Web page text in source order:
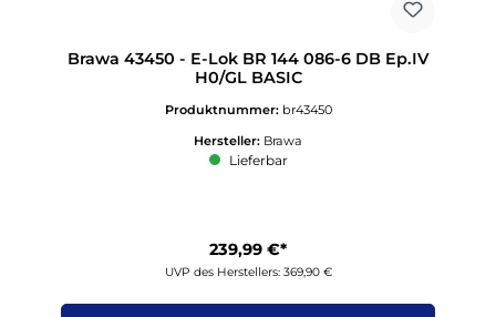
Brawa 43450 - E-Lok BR 144 086-6 DB Ep.IV
H0/GL BASIC
Produktnummer: br43450
Hersteller: Brawa
Lieferbar
239,99 €*
UVP des Herstellers: 369,90 €